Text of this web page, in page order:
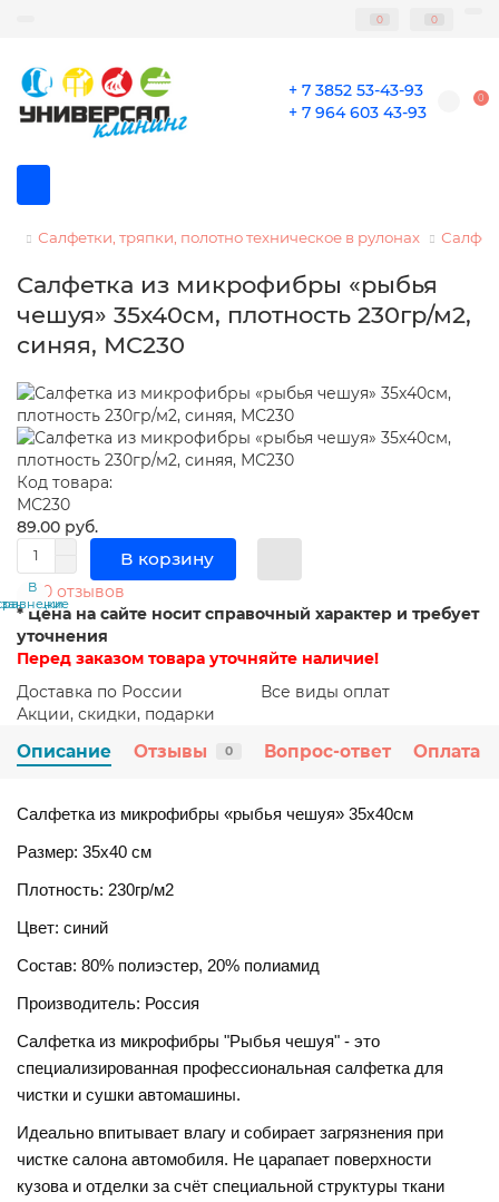
0 0
+ 7 3852 53-43-93
+ 7 964 603 43-93
0
Салфетки, тряпки, полотно техническое в рулонах
Салфетка из микрофибры «рыбья
чешуя» 35х40см, плотность 230гр/м2,
синяя, МС230
Код товара:
МС230
89.00 руб.
В корзину
В
закладки
В 0 отзывов
* Цена на сайте носит справочный характер и требует
уточнения
Перед заказом товара уточняйте наличие!
Доставка по России
Все виды оплат
Акции, скидки, подарки
Описание Отзывы 0 Вопрос-ответ Оплата
Салфетка из микрофибры «рыбья чешуя» 35х40см
Размер: 35х40 см
Плотность: 230гр/м2
Цвет: синий
Состав: 80% полиэстер, 20% полиамид
Производитель: Россия
Салфетка из микрофибры "Рыбья чешуя" - это
специализированная профессиональная салфетка для
чистки и сушки автомашины.
Идеально впитывает влагу и собирает загрязнения при
чистке салона автомобиля. Не царапает поверхности
кузова и отделки за счёт специальной структуры ткани